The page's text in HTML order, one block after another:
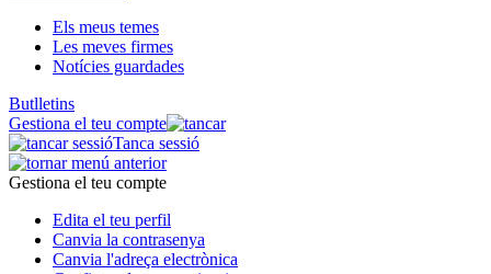
Els meus temes
Les meves firmes
Notícies guardades
Butlletins
Gestiona el teu compte
Tanca sessió
Gestiona el teu compte
Edita el teu perfil
Canvia la contrasenya
Canvia l'adreça electrònica